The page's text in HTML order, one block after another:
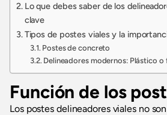
Lo que debes saber de los
clave
Tipos de postes viales y la
Postes de concreto
Delineadores modernos: Plástico
Función de los
Los postes delineadores viales no